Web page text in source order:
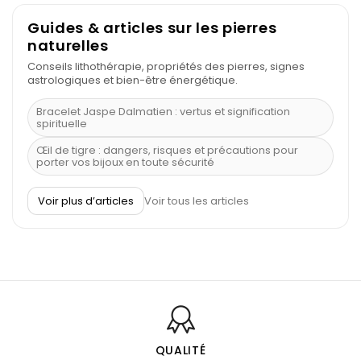
Guides & articles sur les pierres
naturelles
Conseils lithothérapie, propriétés des pierres, signes
astrologiques et bien-être énergétique.
Bracelet Jaspe Dalmatien : vertus et signification
spirituelle
Œil de tigre : dangers, risques et précautions pour
porter vos bijoux en toute sécurité
À quel poignet porter un bracelet de pierre
Découvrez le scorpion et ses pierres
Bienfaits de la sélénite – pierre des anges
L’améthyste est-elle faite pour moi ?
Voir plus d’articles Voir tous les articles
QUALITÉ